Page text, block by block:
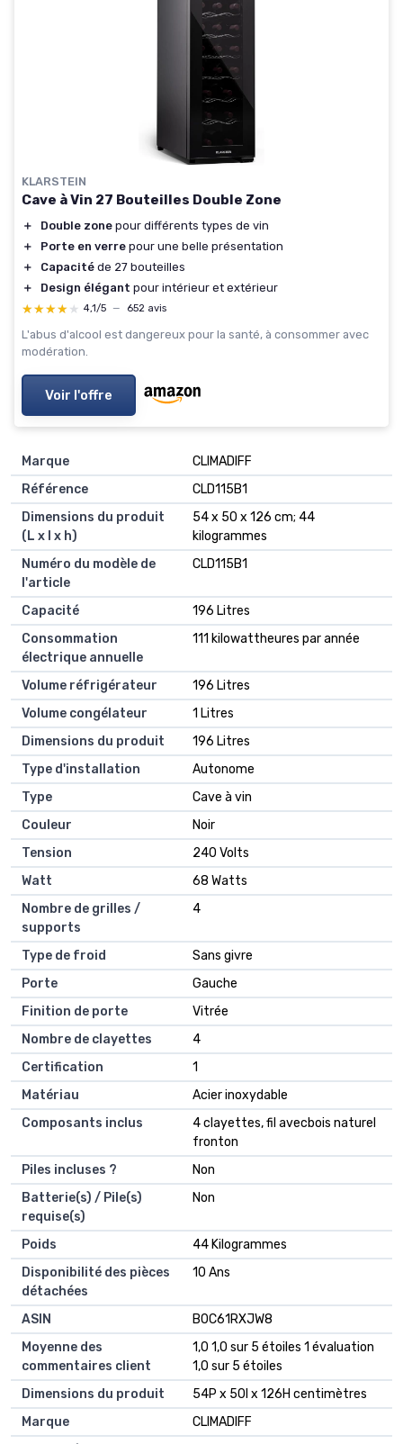
KLARSTEIN
Cave à Vin 27 Bouteilles Double Zone
＋ Double zone pour différents types de vin
＋
Porte en verre pour une belle présentation
＋
Capacité de 27 bouteilles
＋
Design élégant pour intérieur et extérieur
★★★★★
★★★★★ 4,1/5 — 652 avis
L'abus d'alcool est dangereux pour la santé, à consommer avec
modération.
Voir l'offre
Marque
‎CLIMADIFF
Référence
‎CLD115B1
Dimensions du produit
(L x l x h)
‎54 x 50 x 126 cm; 44
kilogrammes
Numéro du modèle de
l'article
‎CLD115B1
Capacité
‎196 Litres
Consommation
électrique annuelle
‎111 kilowattheures par année
Volume réfrigérateur
‎196 Litres
Volume congélateur
‎1 Litres
Dimensions du produit
‎196 Litres
Type d'installation
‎Autonome
Type
‎Cave à vin
Couleur
‎Noir
Tension
‎240 Volts
Watt
‎68 Watts
Nombre de grilles /
supports
‎4
Type de froid
‎Sans givre
Porte
‎Gauche
Finition de porte
‎Vitrée
Nombre de clayettes
‎4
Certification
‎1
Matériau
‎Acier inoxydable
Composants inclus
‎4 clayettes, fil avecbois naturel
fronton
Piles incluses ?
‎Non
Batterie(s) / Pile(s)
requise(s)
‎Non
Poids
‎44 Kilogrammes
Disponibilité des pièces
détachées
‎10 Ans
ASIN
B0C61RXJW8
Moyenne des
commentaires client
1,0 1,0 sur 5 étoiles 1 évaluation
1,0 sur 5 étoiles
Dimensions du produit
54P x 50l x 126H centimètres
Marque
CLIMADIFF